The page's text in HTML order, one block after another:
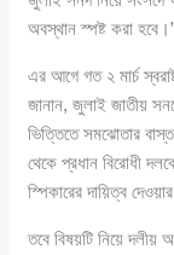
অবস্থান স্পষ্ট করা
এর আগে গত ২ মার্চ
জানান, জুলাই জাতীয়
ভিত্তিতে সমঝোতার
থেকে প্রধান বিরোধী
স্পিকারের দায়িত্ব
তবে বিষয়টি নিয়ে দলীয়